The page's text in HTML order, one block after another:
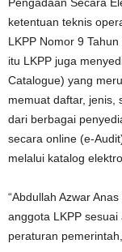
ketentuan teknis
LKPP Nomor 9
itu LKPP juga
Catalogue) yang
memuat daftar, jenis,
dari berbagai
secara online (e-
melalui katalog
“Abdullah Azwar
anggota LKPP
peraturan